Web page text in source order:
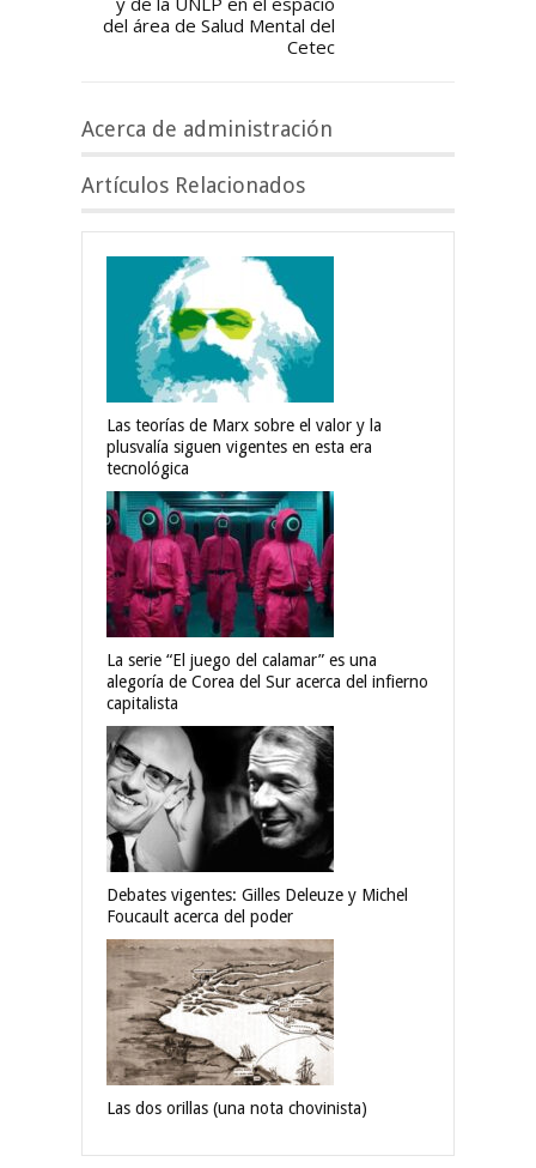
del área de Salud Mental del
Cetec
Acerca de administración
Artículos Relacionados
Las teorías de Marx sobre el valor y la
plusvalía siguen vigentes en esta era
tecnológica
La serie “El juego del calamar” es una
alegoría de Corea del Sur acerca del infierno
capitalista
Debates vigentes: Gilles Deleuze y Michel
Foucault acerca del poder
Las dos orillas (una nota chovinista)